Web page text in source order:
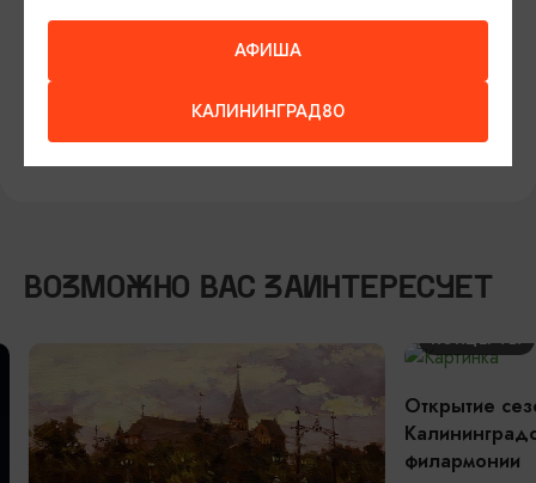
TELEGRAM
https://t.me/kaliningradartmuseum
https://vk.com/kaliningradartmuseum
ВОЗМОЖНО ВАС ЗАИНТЕРЕСУЕТ
КОНЦЕРТЫ
Открытие
филармонии
АФИША
КАЛИНИНГРАД80